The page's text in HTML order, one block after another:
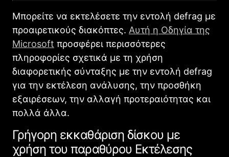
Μπορείτε να εκτελέσετε την εντολή defrag με
προαιρετικούς διακόπτες. Αυτή η Οδηγία της
Microsoft προσφέρει περισσότερες
πληροφορίες σχετικά με τη χρήση
διαφορετικής σύνταξης με την εντολή defrag
για την εκτέλεση ανάλυσης, την προσθήκη
εξαιρέσεων, την αλλαγή προτεραιότητας και
πολλά άλλα.
Γρήγορη εκκαθάριση δίσκου με
χρήση του παραθύρου Εκτέλεσης